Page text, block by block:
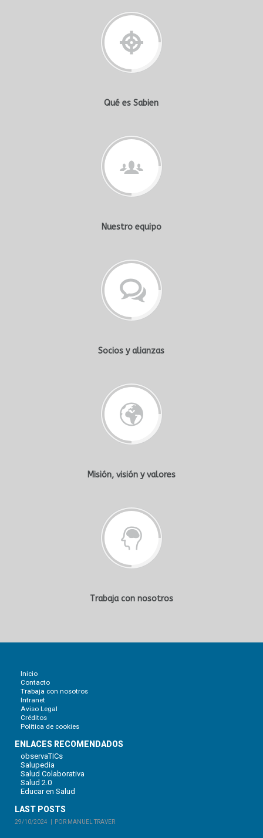
Qué es Sabien
Nuestro equipo
Socios y alianzas
Misión, visión y valores
Trabaja con nosotros
Inicio
Contacto
Trabaja con nosotros
Intranet
Aviso Legal
Créditos
Política de cookies
ENLACES RECOMENDADOS
observaTICs
Salupedia
Salud Colaborativa
Salud 2.0
Educar en Salud
LAST POSTS
29/10/2024 POR MANUEL TRAVER